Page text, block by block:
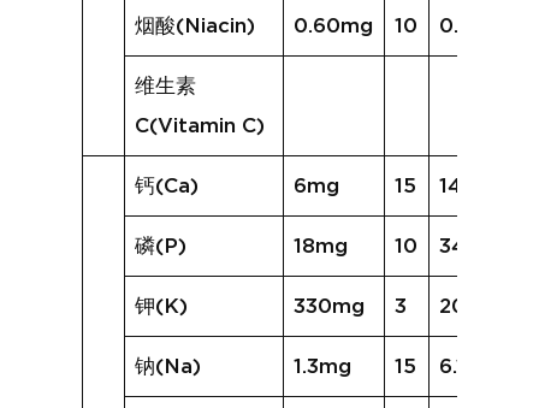
烟酸(Niacin) 0.60mg 10 0.64mg
维生素
C(Vitamin C)
钙(Ca) 6mg 15 14mg
磷(P) 18mg 10 34mg
钾(K) 330mg 3 205mg
钠(Na) 1.3mg 15 6.1mg